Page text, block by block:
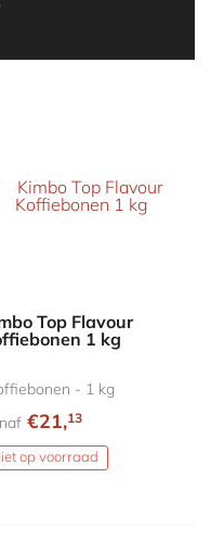
Top Flavour
1 kg
- 1 kg
€21,13
op voorraad